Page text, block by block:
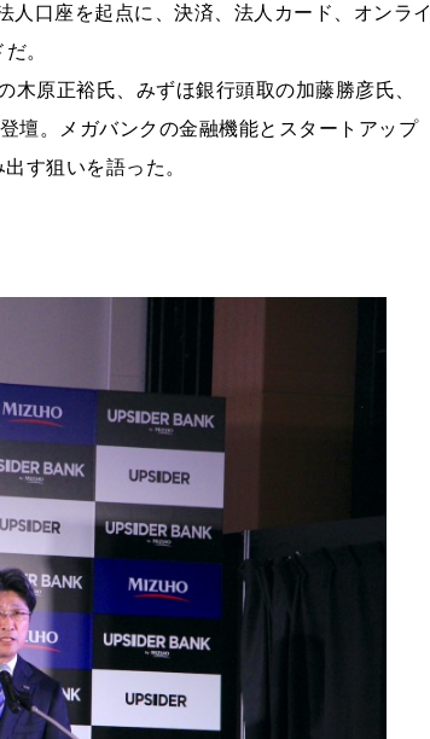
口座を起点に、決済、法人カード、オンライ
。
原正裕氏、みずほ銀行頭取の加藤勝彦氏、
壇。メガバンクの金融機能とスタートアップ
す狙いを語った。